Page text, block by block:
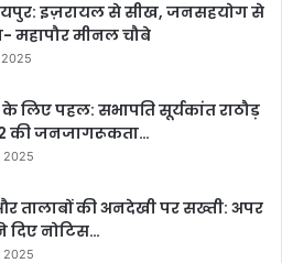
इज़रायल से सीख, जनसहयोग से
महापौर मीनल चौबे
2025
के लिए पहल: सभापति सूर्यकांत राठौड़
की जनजागरूकता…
2025
तालाबों की अनदेखी पर सख्ती: अपर
नोटिस…
2025